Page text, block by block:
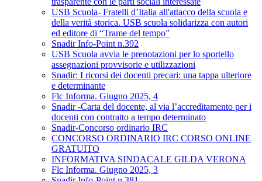
USB Scuola- Fratelli d’Italia all'attacco della scuola e
della verità storica. USB scuola solidarizza con autori
ed editore di “Trame del tempo”
Snadir Info-Point n.392
USB Scuola avvia le prenotazioni per lo sportello
assegnazioni provvisorie e utilizzazioni
Snadir: I ricorsi dei docenti precari: una tappa ulteriore
e determinante
Flc Informa. Giugno 2025, 4
Snadir -Carta del docente, al via l’accreditamento per i
docenti con contratto a tempo determinato
Snadir-Concorso ordinario IRC
CONCORSO ORDINARIO IRC CORSO ONLINE
GRATUITO
INFORMATIVA SINDACALE GILDA VERONA
Flc Informa. Giugno 2025, 3